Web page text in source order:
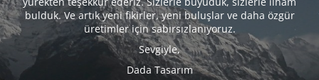
bulduk. Ve artık yeni fikirler, yeni buluşlar ve daha özgür
üretimler için sabırsızlanıyoruz.
Sevgiyle,
Dada Tasarım